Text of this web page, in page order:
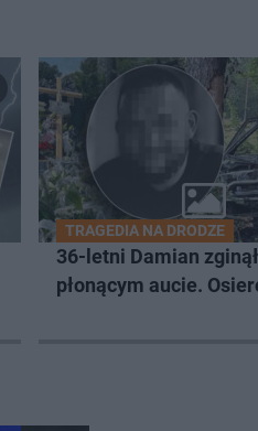
TRAGEDIA NA DRODZE
36-letni Damian
płonącym aucie.